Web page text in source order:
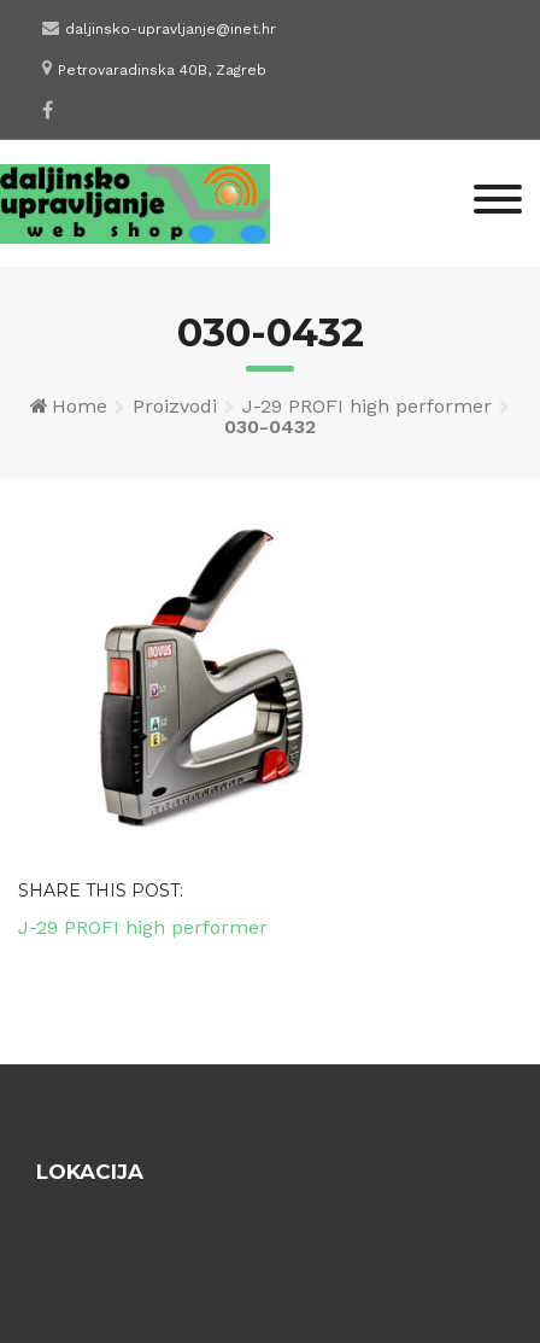
content
daljinsko-upravljanje@inet.hr
Petrovaradinska 40B, Zagreb
030-0432
Home Proizvodi
J-29 PROFI high performer
030-0432
SHARE THIS POST:
Navigacija
J-29 PROFI high performer
LOKACIJA